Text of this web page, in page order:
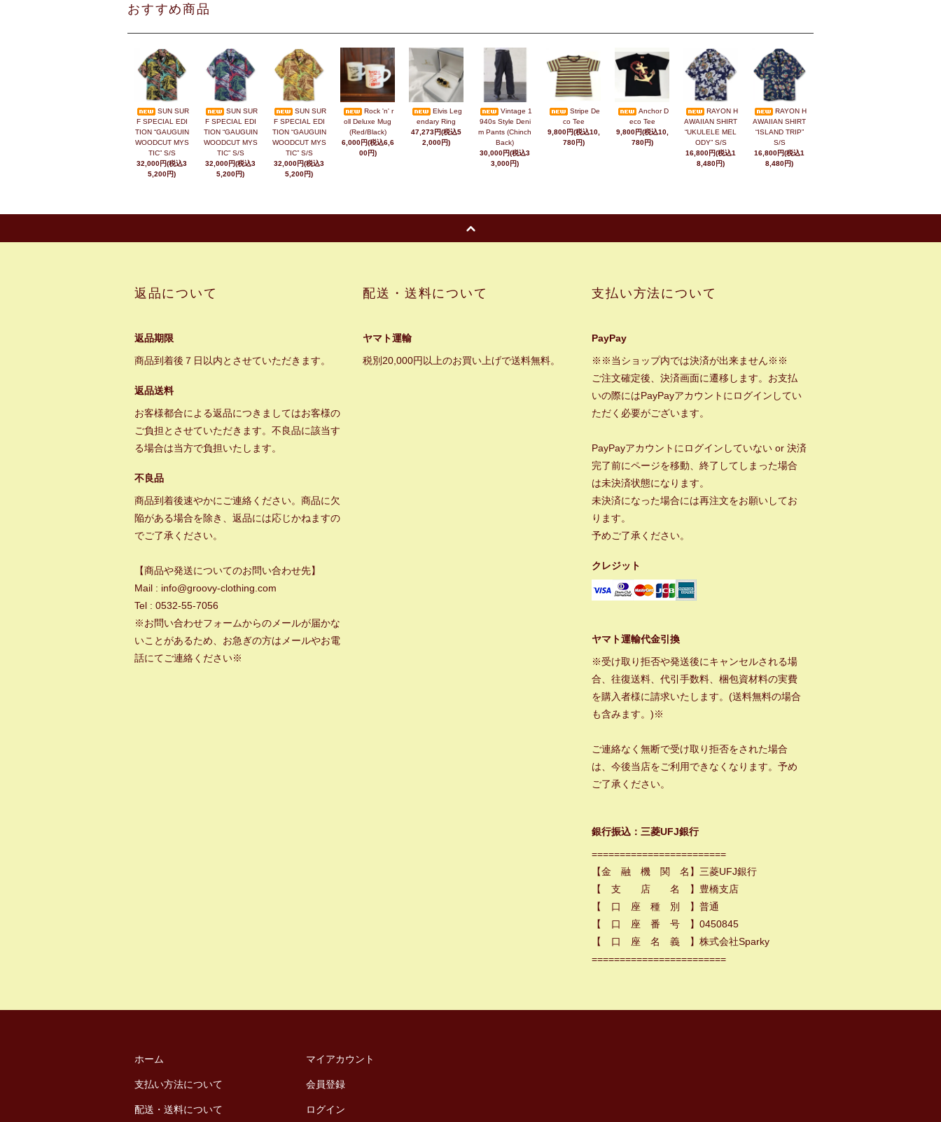
おすすめ商品
SUN SUR
F SPECIAL EDI
TION “GAUGUIN
WOODCUT MYS
TIC” S/S
32,000円(税込3
5,200円)
SUN SUR
F SPECIAL EDI
TION “GAUGUIN
WOODCUT MYS
TIC” S/S
32,000円(税込3
5,200円)
SUN SUR
F SPECIAL EDI
TION “GAUGUIN
WOODCUT MYS
TIC” S/S
32,000円(税込3
5,200円)
Rock 'n' r
oll Deluxe Mug
(Red/Black)
6,000円(税込6,6
00円)
Elvis Leg
endary Ring
47,273円(税込5
2,000円)
Vintage 1
940s Style Deni
m Pants (Chinch
Back)
30,000円(税込3
3,000円)
Stripe De
co Tee
9,800円(税込10,
780円)
Anchor D
eco Tee
9,800円(税込10,
780円)
RAYON H
AWAIIAN SHIRT
“UKULELE MEL
ODY” S/S
16,800円(税込1
8,480円)
RAYON H
AWAIIAN SHIRT
“ISLAND TRIP”
S/S
16,800円(税込1
8,480円)
返品について
返品期限
商品到着後７日以内とさせていただきます。
返品送料
お客様都合による返品につきましてはお客様の
ご負担とさせていただきます。不良品に該当す
る場合は当方で負担いたします。
不良品
商品到着後速やかにご連絡ください。商品に欠
陥がある場合を除き、返品には応じかねますの
でご了承ください。
【商品や発送についてのお問い合わせ先】
Mail : info@groovy-clothing.com
Tel : 0532-55-7056
※お問い合わせフォームからのメールが届かな
いことがあるため、お急ぎの方はメールやお電
話にてご連絡ください※
配送・送料について
ヤマト運輸
税別20,000円以上のお買い上げで送料無料。
支払い方法について
PayPay
※※当ショップ内では決済が出来ません※※
ご注文確定後、決済画面に遷移します。お支払
いの際にはPayPayアカウントにログインしてい
ただく必要がございます。
PayPayアカウントにログインしていない or 決済
完了前にページを移動、終了してしまった場合
は未決済状態になります。
未決済になった場合には再注文をお願いしてお
ります。
予めご了承ください。
クレジット
ヤマト運輸代金引換
※受け取り拒否や発送後にキャンセルされる場
合、往復送料、代引手数料、梱包資材料の実費
を購入者様に請求いたします。(送料無料の場合
も含みます。)※
ご連絡なく無断で受け取り拒否をされた場合
は、今後当店をご利用できなくなります。予め
ご了承ください。
銀行振込：三菱UFJ銀行
========================
【金 融 機 関 名】三菱UFJ銀行
【 支 店 名 】豊橋支店
【 口 座 種 別 】普通
【 口 座 番 号 】0450845
【 口 座 名 義 】株式会社Sparky
========================
ホーム
支払い方法について
配送・送料について
マイアカウント
会員登録
ログイン